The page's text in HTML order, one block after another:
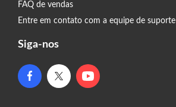
FAQ de vendas
Entre em contato com a equipe de suporte
Siga-nos